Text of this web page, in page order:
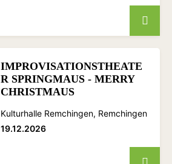
IMPROVISATIONSTHEATE
R SPRINGMAUS - MERRY
CHRISTMAUS
Kulturhalle Remchingen, Remchingen
19.12.2026